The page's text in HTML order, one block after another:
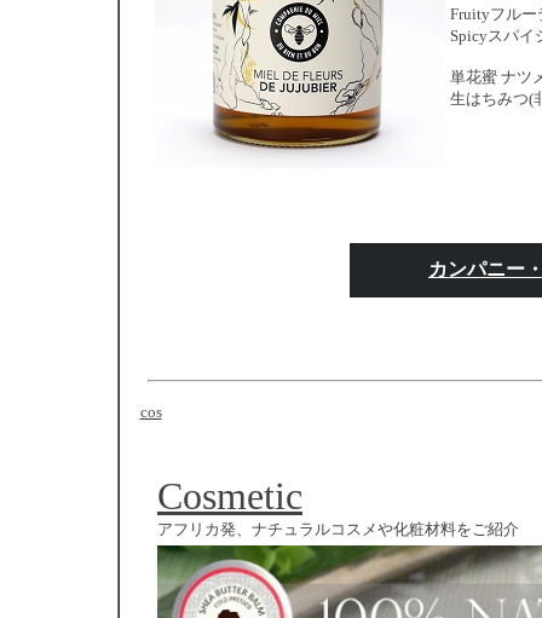
Fruityフル
Spicyスパ
単花蜜 ナツ
生はちみつ(
カンパニー
cos
Cosmetic
アフリカ発、ナチュラルコスメや化粧材料をご紹介